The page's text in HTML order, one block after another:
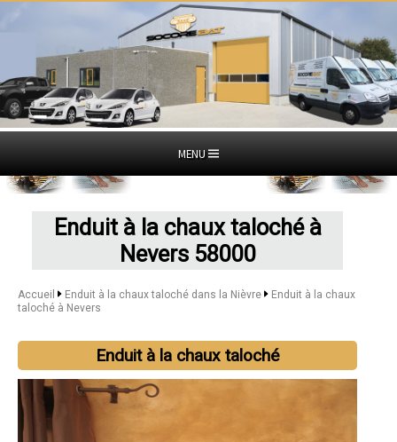
MENU
Enduit à la chaux taloché à
Nevers 58000
Accueil Enduit à la chaux taloché dans la Nièvre
Enduit à la chaux
taloché à Nevers
Enduit à la chaux taloché